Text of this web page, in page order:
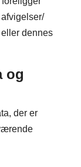
dennes
og
der er